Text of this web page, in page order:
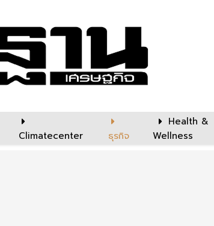
Climatecenter ธุรกิจ
Health &
Wellness